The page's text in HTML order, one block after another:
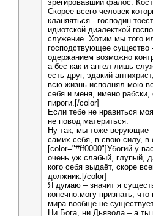
эрегировавший фалос.
Скорее всего человек
кланяяться - господин
идиотской диалекткой
служение. Хотим мы того
господствующее существо
одержанием возможно
а бес как и ангел лишь
есть друг, эдакий
всю жизнь исполнял мою
себя и меня, имено рабски,
пироги.[/color]
Если тебе не нравиться
не повод материться.
Ну так, мы тоже верующие
самих себя, в свою силу, в
[color="#ff0000"]Убогий у
очень уж слабый, глупый,
кого себя выдаёт, скоре
должник.[/color]
Я думаю – значит я
конечно.могу признать,
мира вообще не
Ни Бога, ни Дьявола – а